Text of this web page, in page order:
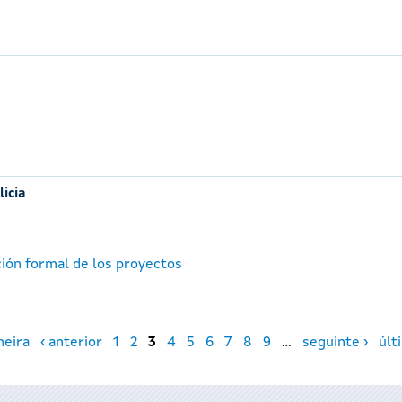
formal de los proyectos
‹ anterior 1 2 3 4 5 6 7 8 9 … seguinte ›